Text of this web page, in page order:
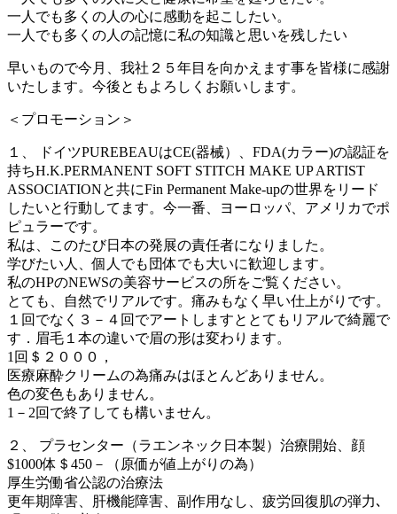
一人でも多くの人の心に感動を起こしたい。
一人でも多くの人の記憶に私の知識と思いを残したい
早いもので今月、我社２５年目を向かえます事を皆様に感謝
いたします。今後ともよろしくお願いします。
＜プロモーション＞
１、 ドイツPUREBEAUはCE(器械）、FDA(カラー)の認証を
持ちH.K.PERMANENT SOFT STITCH MAKE UP ARTIST
ASSOCIATIONと共にFin Permanent Make-upの世界をリード
したいと行動してます。今一番、ヨーロッパ、アメリカでポ
ピュラーです。
私は、このたび日本の発展の責任者になりました。
学びたい人、個人でも団体でも大いに歓迎します。
私のHPのNEWSの美容サービスの所をご覧ください。
とても、自然でリアルです。痛みもなく早い仕上がりです。
１回でなく３－４回でアートしますととてもリアルで綺麗で
す．眉毛１本の違いで眉の形は変わります。
1回＄２０００，
医療麻酔クリームの為痛みはほとんどありません。
色の変色もありません。
1－2回で終了しても構いません。
２、 プラセンター（ラエンネック日本製）治療開始、顔
$1000体＄450－（原価が値上がりの為）
厚生労働省公認の治療法
更年期障害、肝機能障害、副作用なし、疲労回復肌の弾力､